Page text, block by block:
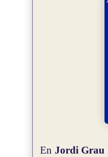
En Jordi Grau